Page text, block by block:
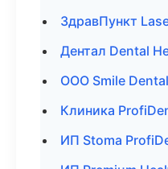
ЗдравПункт
Дентал Dental
ООО Smile
Клиника
ИП Stoma